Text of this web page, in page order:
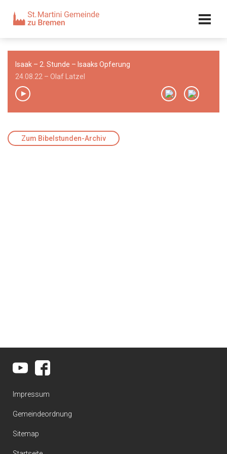
Kalender
Kontakt
Adresse
Team
Isaak – 2. Stunde – Isaaks Opferung
24.08.22 – Olaf Latzel
Zum Bibelstunden-Archiv
Impressum
Gemeindeordnung
Sitemap